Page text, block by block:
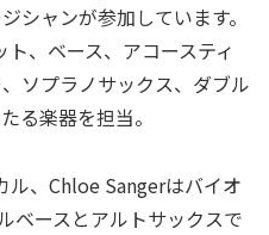
シャンが参加しています。
、ベース、アコースティ
ソプラノサックス、ダブル
る楽器を担当。
、Chloe Sangerはバイオ
ベースとアルトサックスで